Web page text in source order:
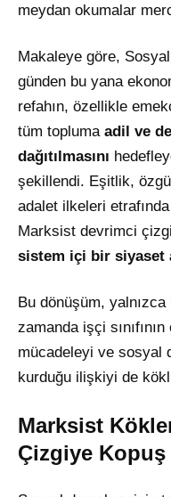
meydan okumalar
Makaleye göre,
günden bu yana
refahın, özellikle
tüm topluma adil ve
dağıtılmasını
şekillendi. Eşitlik,
adalet ilkeleri
Marksist devrimci
sistem içi bir siyaset
Bu dönüşüm,
zamanda işçi
mücadeleyi ve sosyal
kurduğu ilişkiyi de
Marksist
Çizgiye Kopuş